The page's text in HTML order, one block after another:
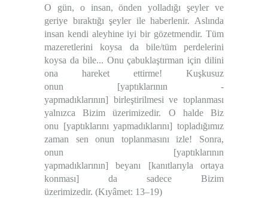
O gün, o insan, önden yolladığı şeyler ve
geriye bıraktığı şeyler ile haberlenir. Aslında
insan kendi aleyhine iyi bir gözetmendir. Tüm
mazeretlerini koysa da bile/tüm perdelerini
koysa da bile... Onu çabuklaştırman için dilini
ona hareket ettirme! Kuşkusuz
onun [yaptıklarının -
yapmadıklarının] birleştirilmesi ve toplanması
yalnızca Bizim üzerimizedir. O halde Biz
onu [yaptıklarını yapmadıklarını] topladığımız
zaman sen onun toplanmasını izle! Sonra,
onun [yaptıklarının
yapmadıklarının] beyanı [kanıtlarıyla ortaya
konması] da sadece Bizim
üzerimizedir. (Kıyâmet: 13–19)